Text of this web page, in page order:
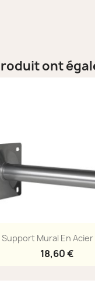
ont
Aperçu
Support Mural En Acier
18,60 €